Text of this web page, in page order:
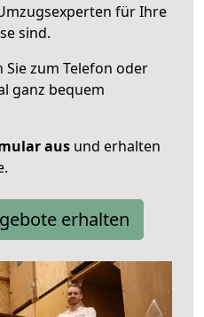
für Ihre
sind.
Sie zum Telefon oder
ganz bequem
aus und erhalten
erhalten